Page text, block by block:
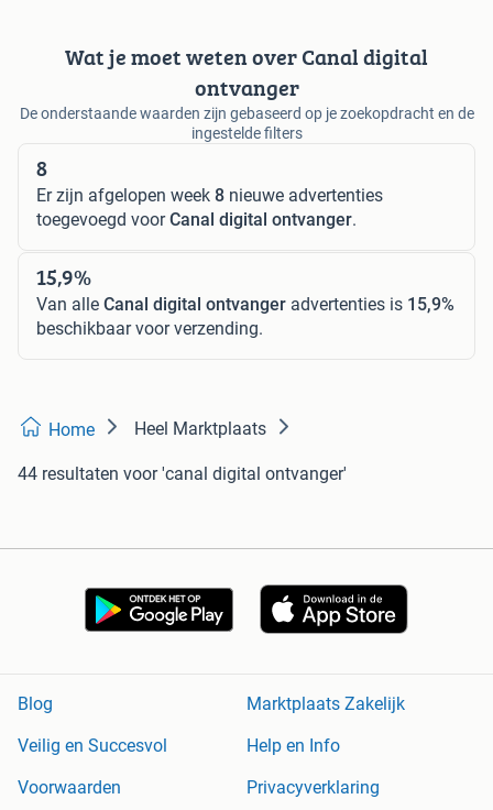
Wat je moet weten over Canal digital
ontvanger
De onderstaande waarden zijn gebaseerd op je zoekopdracht en de
ingestelde filters
8
Er zijn afgelopen week 8 nieuwe advertenties
toegevoegd voorCanal digital ontvanger.
15,9%
Van alle Canal digital ontvanger advertenties is 15,9%
beschikbaar voor verzending.
Home Heel Marktplaats
44 resultaten voor 'canal digital ontvanger'
Blog
Marktplaats Zakelijk
Veilig en Succesvol
Help en Info
Voorwaarden
Privacyverklaring